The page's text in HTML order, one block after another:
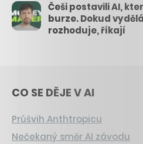
Češi postavili AI,
burze. Dokud
rozhoduje, říkají
CO SE DĚJE V AI
Průšvih Anthtropicu
Nečekaný směr AI závodu